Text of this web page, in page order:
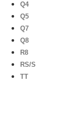
Q4
Q5
Q7
Q8
R8
RS/S
TT